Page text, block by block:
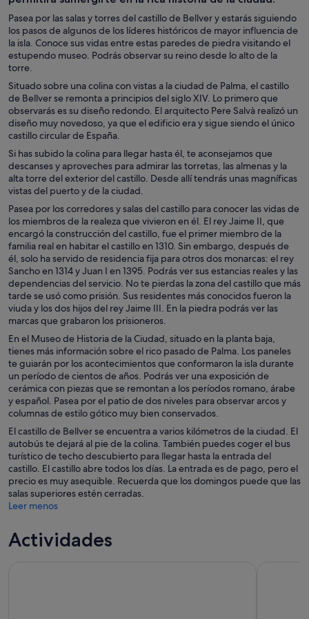
Pasea por las salas y torres del castillo de Bellver y estarás siguiendo
los pasos de algunos de los líderes históricos de mayor influencia de
la isla. Conoce sus vidas entre estas paredes de piedra visitando el
estupendo museo. Podrás observar su reino desde lo alto de la
torre.
Situado sobre una colina con vistas a la ciudad de Palma, el castillo
de Bellver se remonta a principios del siglo XIV. Lo primero que
observarás es su diseño redondo. El arquitecto Pere Salvà realizó un
diseño muy novedoso, ya que el edificio era y sigue siendo el único
castillo circular de España.
Si has subido la colina para llegar hasta él, te aconsejamos que
descanses y aproveches para admirar las torretas, las almenas y la
alta torre del exterior del castillo. Desde allí tendrás unas magníficas
vistas del puerto y de la ciudad.
Pasea por los corredores y salas del castillo para conocer las vidas de
los miembros de la realeza que vivieron en él. El rey Jaime II, que
encargó la construcción del castillo, fue el primer miembro de la
familia real en habitar el castillo en 1310. Sin embargo, después de
él, solo ha servido de residencia fija para otros dos monarcas: el rey
Sancho en 1314 y Juan I en 1395. Podrás ver sus estancias reales y las
dependencias del servicio. No te pierdas la zona del castillo que más
tarde se usó como prisión. Sus residentes más conocidos fueron la
viuda y los dos hijos del rey Jaime III. En la piedra podrás ver las
marcas que grabaron los prisioneros.
En el Museo de Historia de la Ciudad, situado en la planta baja,
tienes más información sobre el rico pasado de Palma. Los paneles
te guiarán por los acontecimientos que conformaron la isla durante
un período de cientos de años. Podrás ver una exposición de
cerámica con piezas que se remontan a los períodos romano, árabe
y español. Pasea por el patio de dos niveles para observar arcos y
columnas de estilo gótico muy bien conservados.
El castillo de Bellver se encuentra a varios kilómetros de la ciudad. El
autobús te dejará al pie de la colina. También puedes coger el bus
turístico de techo descubierto para llegar hasta la entrada del
castillo. El castillo abre todos los días. La entrada es de pago, pero el
precio es muy asequible. Recuerda que los domingos puede que las
salas superiores estén cerradas.
Leer menos
Actividades